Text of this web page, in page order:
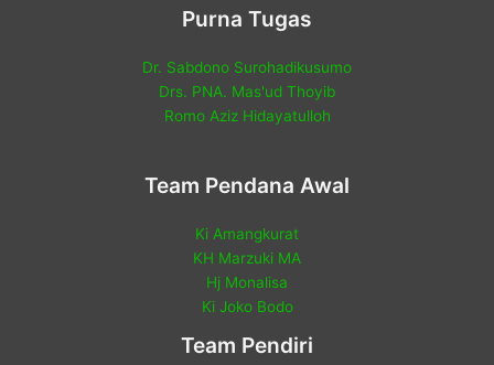
Purna Tugas
Dr. Sabdono Surohadikusumo
Drs. PNA. Mas'ud Thoyib
Romo Aziz Hidayatulloh
Team Pendana Awal
Ki Amangkurat
KH Marzuki MA
Hj Monalisa
Ki Joko Bodo
Team Pendiri